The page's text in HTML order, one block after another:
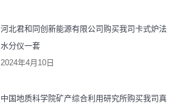
河北君和同创新能源有限公司购买我司卡式炉法
水分仪一套
2024年4月10日
中国地质科学院矿产综合利用研究所购买我司真